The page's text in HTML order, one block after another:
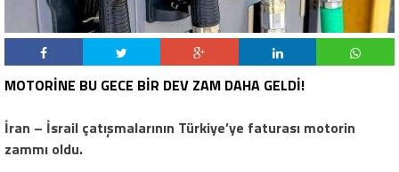
MOTORİNE BU GECE BİR DEV ZAM DAHA GELDİ!
İran – İsrail çatışmalarının Türkiye’ye faturası motorin
zammı oldu.